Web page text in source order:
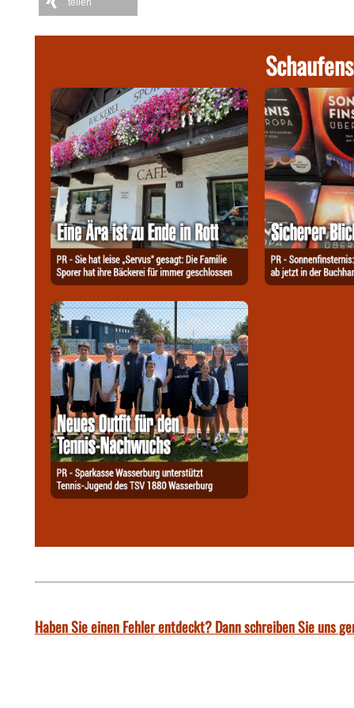
Haben Sie einen Fehler entdeckt? Dann schreiben Sie uns